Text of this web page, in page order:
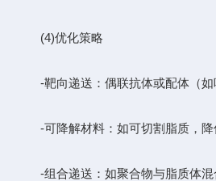
(4)优化策略
-靶向递送：偶联抗体或配体（如
-可降解材料：如可切割脂质，降
-组合递送：如聚合物与脂质体混